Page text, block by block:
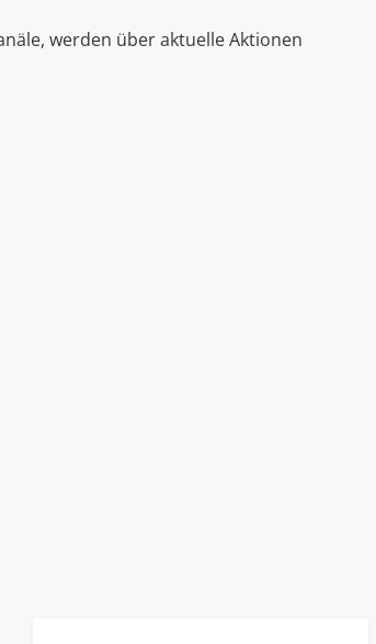
werden über aktuelle Aktionen